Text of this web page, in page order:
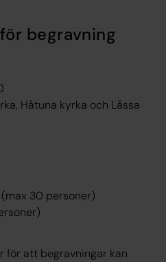
begravning
Håtuna kyrka och Låssa
30 personer)
för att begravningar kan